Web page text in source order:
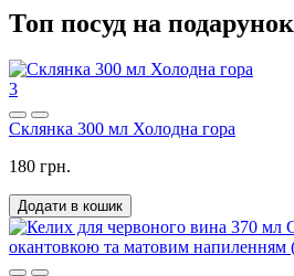
Топ посуд на подарунок
3
Склянка 300 мл Холодна гора
180 грн.
Додати в кошик